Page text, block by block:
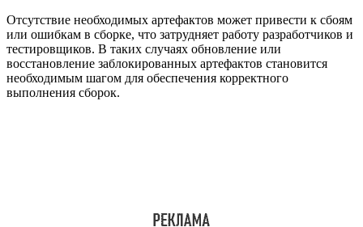
Отсутствие необходимых артефактов может привести к сбоям
или ошибкам в сборке, что затрудняет работу разработчиков и
тестировщиков. В таких случаях обновление или
восстановление заблокированных артефактов становится
необходимым шагом для обеспечения корректного
выполнения сборок.